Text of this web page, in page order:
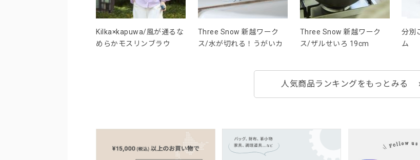
Kilka×kapuwa/風が通るな
めらかモスリンブラウ
Three Snow 新越ワーク
ス/水が切れる！うがいカ
Three Snow 新越ワーク
ス/ザルせいろ 19cm
分別
ム
人気商品ランキングをもっとみる